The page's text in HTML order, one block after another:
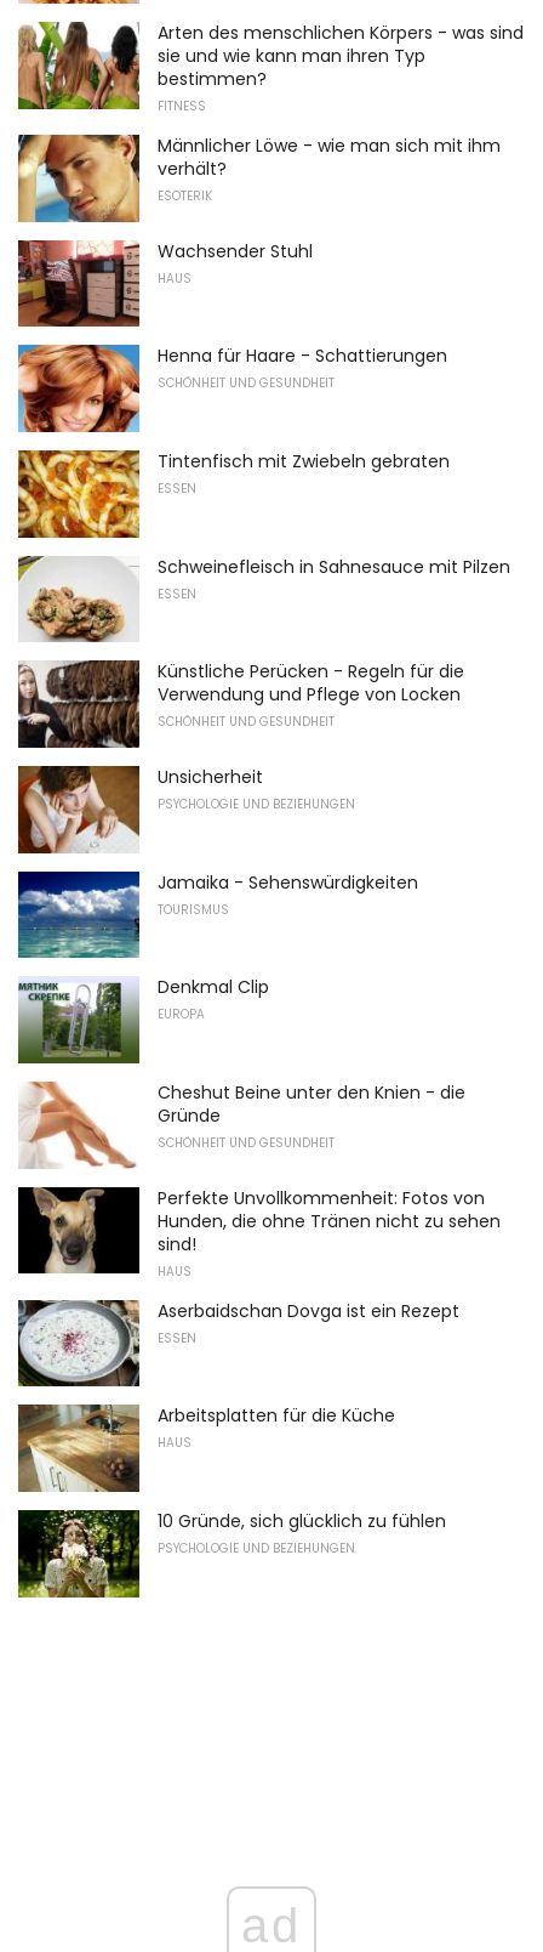
Arten des menschlichen Körpers - was sind
sie und wie kann man ihren Typ
bestimmen?
FITNESS
Männlicher Löwe - wie man sich mit ihm
verhält?
ESOTERIK
Wachsender Stuhl
HAUS
Henna für Haare - Schattierungen
SCHÖNHEIT UND GESUNDHEIT
Tintenfisch mit Zwiebeln gebraten
ESSEN
Schweinefleisch in Sahnesauce mit Pilzen
ESSEN
Künstliche Perücken - Regeln für die
Verwendung und Pflege von Locken
SCHÖNHEIT UND GESUNDHEIT
Unsicherheit
PSYCHOLOGIE UND BEZIEHUNGEN
Jamaika - Sehenswürdigkeiten
TOURISMUS
Denkmal Clip
EUROPA
Cheshut Beine unter den Knien - die
Gründe
SCHÖNHEIT UND GESUNDHEIT
Perfekte Unvollkommenheit: Fotos von
Hunden, die ohne Tränen nicht zu sehen
sind!
HAUS
Aserbaidschan Dovga ist ein Rezept
ESSEN
Arbeitsplatten für die Küche
HAUS
10 Gründe, sich glücklich zu fühlen
PSYCHOLOGIE UND BEZIEHUNGEN
ad